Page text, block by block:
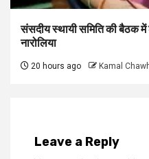
संसदीय स्थायी समिति की बैठक में
नारोलिया
20 hours ago Kamal
Leave a Reply